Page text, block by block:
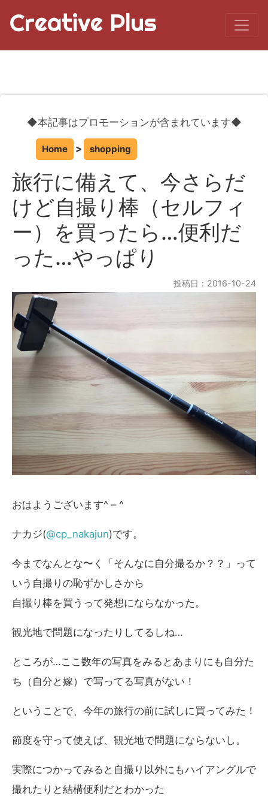
Creative Plus
◆本記事はプロモーションが含まれています◆
Home shopping
旅行に備えて、今さらだ
けど自撮り棒（セルフィ
ー）を買ったら…便利だ
った…やっぱり
投稿日：2016-10-24
おはようございます^ – ^
ナカジ(@cp_nakajun)です。
今までなんとな〜く「そんなに自分撮るか？？」って
いう自撮りの恥ずかしさから
自撮り棒を買うって発想にならなかった。
観光地で問題になったりしてるしね…
ところが…ここ数年の写真をみるとあまりにも自分た
ち（自分と嫁）で写ってる写真がない！
ということで、今年の旅行の前に試しに買ってみた！
節度を守って使えば、観光地で問題にならないし。
実際につかってみると自撮り以外にもハイアングルで
撮れたりと結構便利だとわかった